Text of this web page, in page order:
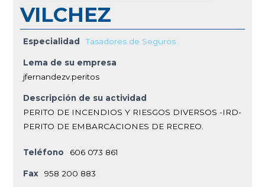
VILCHEZ
Especialidad Tasadores de Seguros
Lema de su empresa
jfernandezv.peritos
Descripción de su actividad
PERITO DE INCENDIOS Y RIESGOS DIVERSOS -IRD-
PERITO DE EMBARCACIONES DE RECREO.
Teléfono 606 073 861
Fax 958 200 883